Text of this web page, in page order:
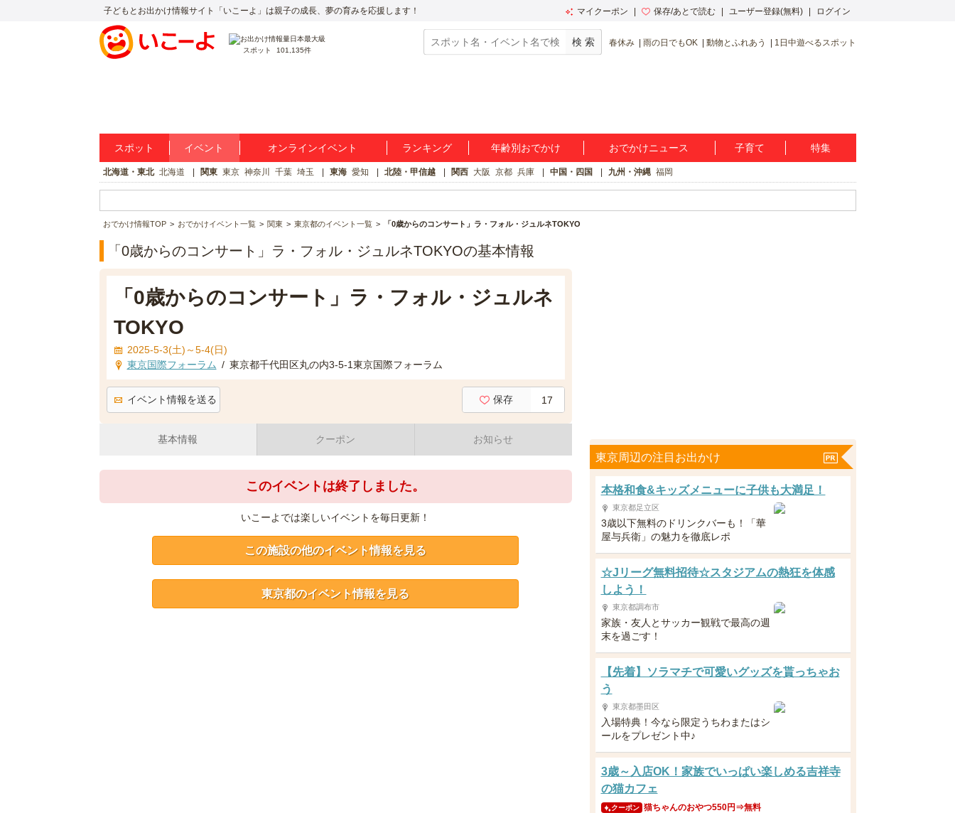
子どもとお出かけ情報サイト「いこーよ」は親子の成長、夢の育みを応援します！ マイクーポン 保存/あとで読む ユーザー登録(無料) ログイン
スポット 101,135件
春休み 雨の日でもOK 動物とふれあう 1日中遊べるスポット
スポット イベント オンラインイベント ランキング 年齢別おでかけ おでかけニュース 子育て 特集
北海道・東北 北海道 関東 東京 神奈川 千葉 埼玉 東海 愛知 北陸・甲信越 関西 大阪 京都 兵庫 中国・四国 九州・沖縄 福岡
おでかけ情報TOP おでかけイベント一覧 関東 東京都のイベント一覧 「0歳からのコンサート」ラ・フォル・ジュルネTOKYO
「0歳からのコンサート」ラ・フォル・ジュルネTOKYOの基本情報
「0歳からのコンサート」ラ・フォル・ジュルネ
TOKYO
2025-5-3(土)～5-4(日)
東京国際フォーラム / 東京都千代田区丸の内3-5-1東京国際フォーラム
イベント情報を送る 保存 17
基本情報 クーポン お知らせ
このイベントは終了しました。
いこーよでは楽しいイベントを毎日更新！
この施設の他のイベント情報を見る
東京都のイベント情報を見る
東京周辺の注目お出かけ
本格和食&キッズメニューに子供も大満足！
東京都足立区
3歳以下無料のドリンクバーも！「華
屋与兵衛」の魅力を徹底レポ
☆Jリーグ無料招待☆スタジアムの熱狂を体感
しよう！
東京都調布市
家族・友人とサッカー観戦で最高の週
末を過ごす！
【先着】ソラマチで可愛いグッズを貰っちゃお
う
東京都墨田区
入場特典！今なら限定うちわまたはシ
ールをプレゼント中♪
3歳～入店OK！家族でいっぱい楽しめる吉祥寺
の猫カフェ
クーポン 猫ちゃんのおやつ550円⇒無料